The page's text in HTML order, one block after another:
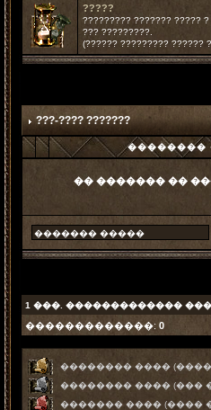
?????
????????? ??????? ?????
??? ?????????.
(?????? ????????? ??????
???-???? ???????
��������
�� ������� ��
1 ���. �������������
�������������: 0
�������� ����
�������� ���� (���
������� ���� (����